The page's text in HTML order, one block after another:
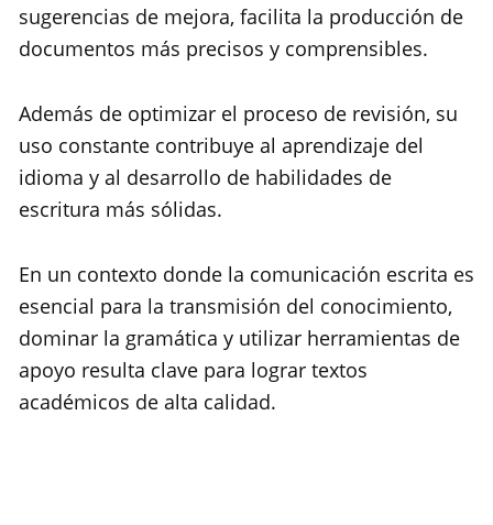
sugerencias de mejora, facilita la producción de
documentos más precisos y comprensibles.
Además de optimizar el proceso de revisión, su
uso constante contribuye al aprendizaje del
idioma y al desarrollo de habilidades de
escritura más sólidas.
En un contexto donde la comunicación escrita es
esencial para la transmisión del conocimiento,
dominar la gramática y utilizar herramientas de
apoyo resulta clave para lograr textos
académicos de alta calidad.